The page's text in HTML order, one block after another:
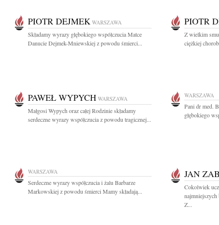
PIOTR DEJMEK WARSZAWA
Składamy wyrazy głębokiego współczucia Matce
Danucie Dejmek-Mniewskiej z powodu śmierci...
PIOTR
Z wielkim
ciężkiej
PAWEŁ WYPYCH WARSZAWA
Małgosi Wypych oraz całej Rodzinie składamy
serdeczne wyrazy współczucia z powodu tragicznej...
WARSZAWA
Pani dr med.
głębokiego
WARSZAWA
Serdeczne wyrazy współczucia i żalu Barbarze
Markowskiej z powodu śmierci Mamy składają...
JAN
Cokolwiek
Z...